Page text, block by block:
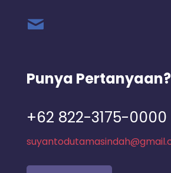
Punya Pertanyaan?
+62 822-3175-0000